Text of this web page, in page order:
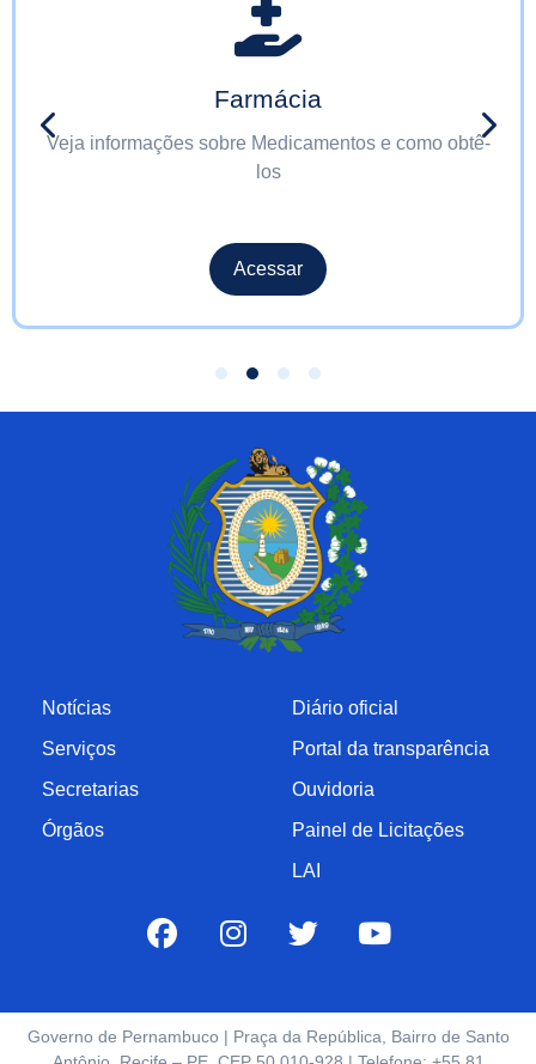
Farmácia
Veja informações sobre Medicamentos e como obtê-
los
Acessar
Notícias
Serviços
Secretarias
Órgãos
Diário oficial
Portal da transparência
Ouvidoria
Painel de Licitações
LAI
Governo de Pernambuco | Praça da República, Bairro de Santo